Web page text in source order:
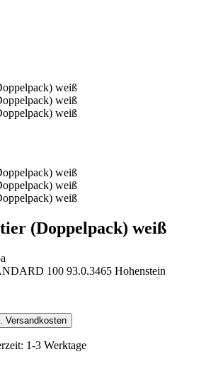
(Doppelpack) weiß
Versandkosten
1-3 Werktage